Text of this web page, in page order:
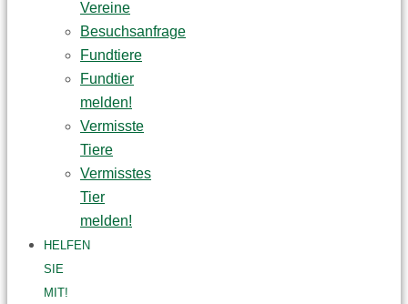
Vereine
Besuchsanfrage
Fundtiere
Fundtier
melden!
Vermisste
Tiere
Vermisstes
Tier
melden!
HELFEN
SIE
MIT!